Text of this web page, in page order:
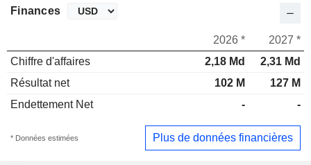
Finances
2026 *
2027 *
Chiffre d'affaires
2,18 Md
2,31 Md
Résultat net
102 M
127 M
Endettement Net
- -
* Données estimées Plus de données financières